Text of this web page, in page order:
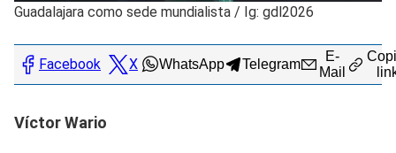
Guadalajara como sede mundialista / Ig: gdl2026
Facebook X WhatsApp Telegram
E-
Mail
Víctor Wario